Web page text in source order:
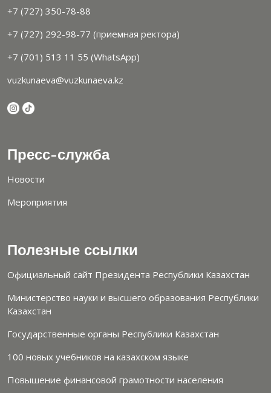
+7 (727) 350-78-88
+7 (727) 292-98-77 (приемная ректора)
+7 (701) 513 11 55 (WhatsApp)
vuzkunaeva@vuzkunaeva.kz
Пресс-служба
Новости
Мероприятия
Полезные ссылки
Официальный сайт Президента Республики Казахстан
Министерство науки и высшего образования Республики
Казахстан
Государственные органы Республики Казахстан
100 новых учебников на казахском языке
Повышение финансовой грамотности населения